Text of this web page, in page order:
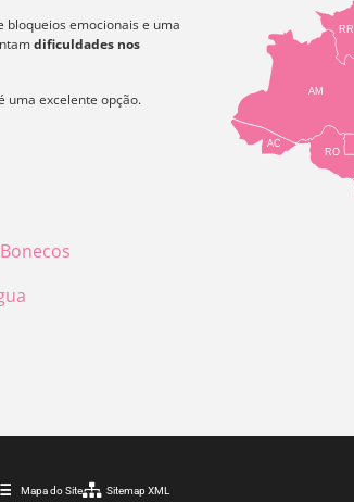
bloqueios emocionais e uma
dificuldades nos
uma excelente opção.
RR
AM
AC
RO
Mapa do Site Sitemap XML